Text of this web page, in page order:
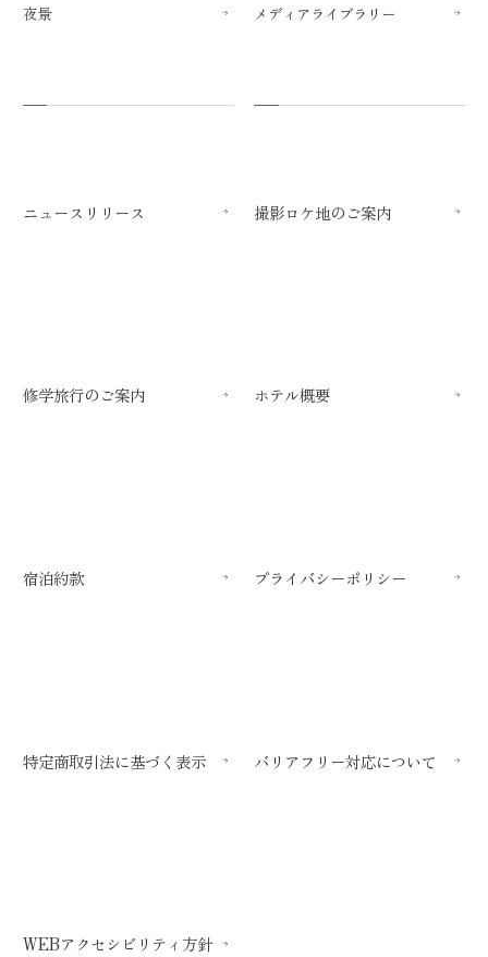
夜景 メディアライブラリー
ニュースリリース 撮影ロケ地のご案内
修学旅行のご案内 ホテル概要
宿泊約款 プライバシーポリシー
特定商取引法に基づく表示 バリアフリー対応について
WEBアクセシビリティ方針